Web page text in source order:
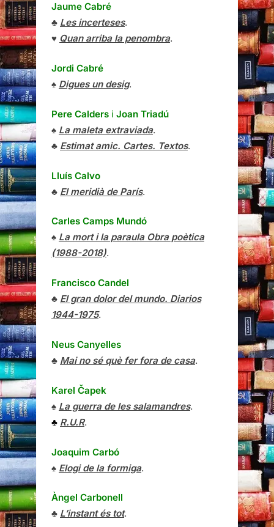
Jaume Cabré
♣ Les incerteses.
♥ Quan arriba la penombra.
Jordi Cabré
♠ Digues un desig.
Pere Calders i Joan Triadú
♠ La maleta extraviada.
♣ Estimat amic. Cartes. Textos.
Lluís Calvo
♣ El meridià de París.
Carles Camps Mundó
♠ La mort i la paraula Obra poètica
(1988-2018).
Francisco Candel
♣ El gran dolor del mundo. Diarios
1944-1975.
Neus Canyelles
♣ Mai no sé què fer fora de casa.
Karel Čapek
♠ La guerra de les salamandres.
♣ R.U.R.
Joaquim Carbó
♠ Elogi de la formiga.
Àngel Carbonell
♣ L’instant és tot.